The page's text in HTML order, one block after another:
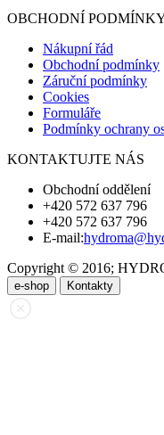
OBCHODNÍ
Nákupní řád
Obchodní podmínky
Záruční podmínky
Cookies
Formuláře
Podmínky ochrany
KONTAKTUJTE NÁS
Obchodní oddělení
+420 572 637 796
+420 572 637 796
E-mail:
Copyright © 2016;
e-shop Kontakty